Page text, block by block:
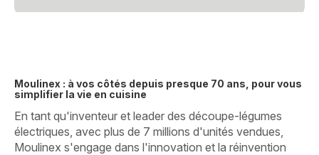
Moulinex : à vos côtés depuis presque 70 ans, pour vous
simplifier la vie en cuisine
En tant qu'inventeur et leader des découpe-légumes
électriques, avec plus de 7 millions d'unités vendues,
Moulinex s'engage dans l'innovation et la réinvention